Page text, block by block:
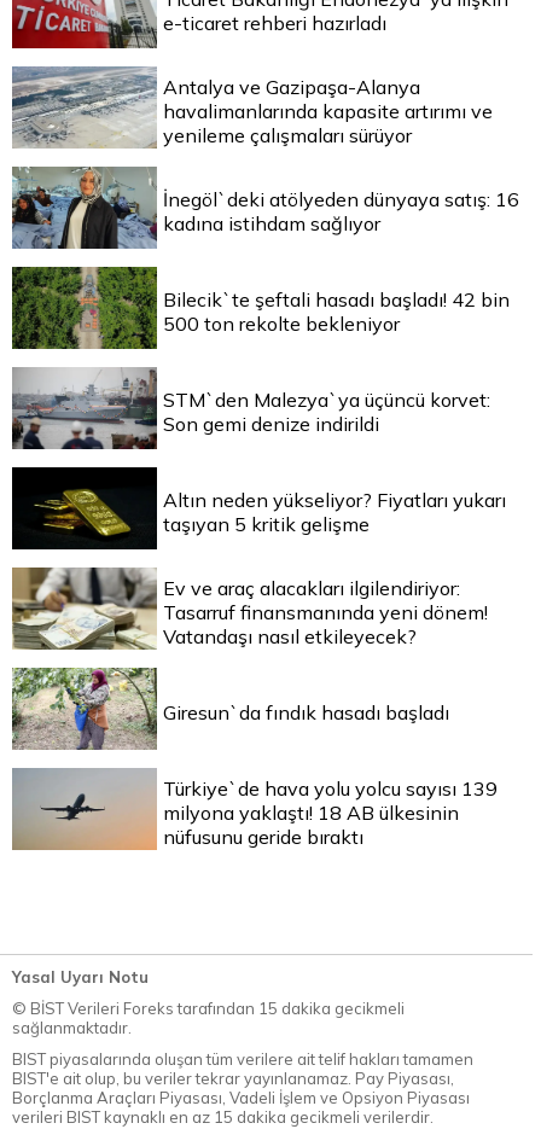
e-ticaret rehberi hazırladı
Antalya ve Gazipaşa-Alanya
havalimanlarında kapasite artırımı ve
yenileme çalışmaları sürüyor
İnegöl`deki atölyeden dünyaya satış: 16
kadına istihdam sağlıyor
Bilecik`te şeftali hasadı başladı! 42 bin
500 ton rekolte bekleniyor
STM`den Malezya`ya üçüncü korvet:
Son gemi denize indirildi
Altın neden yükseliyor? Fiyatları yukarı
taşıyan 5 kritik gelişme
Ev ve araç alacakları ilgilendiriyor:
Tasarruf finansmanında yeni dönem!
Vatandaşı nasıl etkileyecek?
Giresun`da fındık hasadı başladı
Türkiye`de hava yolu yolcu sayısı 139
milyona yaklaştı! 18 AB ülkesinin
nüfusunu geride bıraktı
Yasal Uyarı Notu
© BİST Verileri Foreks tarafından 15 dakika gecikmeli
sağlanmaktadır.
BIST piyasalarında oluşan tüm verilere ait telif hakları tamamen
BIST'e ait olup, bu veriler tekrar yayınlanamaz. Pay Piyasası,
Borçlanma Araçları Piyasası, Vadeli İşlem ve Opsiyon Piyasası
verileri BIST kaynaklı en az 15 dakika gecikmeli verilerdir.